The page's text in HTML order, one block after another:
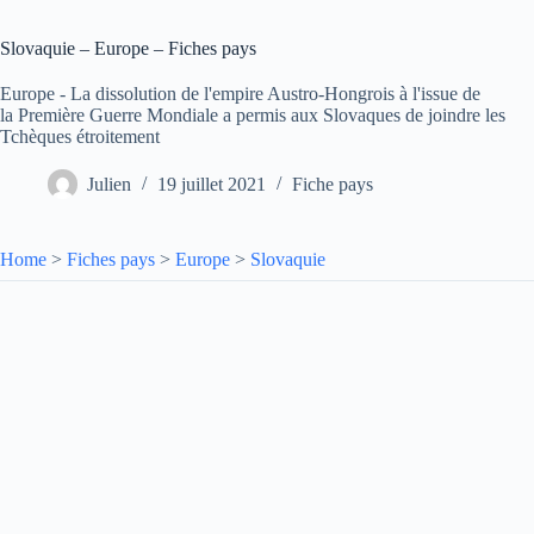
Slovaquie – Europe – Fiches pays
Europe - La dissolution de l'empire Austro-Hongrois à l'issue de
la Première Guerre Mondiale a permis aux Slovaques de joindre les
Tchèques étroitement
Julien 19 juillet 2021 Fiche pays
Home > Fiches pays > Europe > Slovaquie